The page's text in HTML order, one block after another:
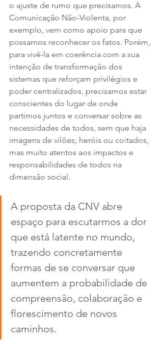
o ajuste de rumo que precisamos. A
Comunicação Não-Violenta, por
exemplo, vem como apoio para que
possamos reconhecer os fatos. Porém,
para vivê-la em coerência com a sua
intenção de transformação dos
sistemas que reforçam privilégios e
poder centralizados, precisamos estar
conscientes do lugar de onde
partimos juntos e conversar sobre as
necessidades de todos, sem que haja
imagens de vilões, heróis ou coitados,
mas muito atentos aos impactos e
responsabilidades de todos na
dimensão social.
A proposta da CNV abre
espaço para escutarmos a dor
que está latente no mundo,
trazendo concretamente
formas de se conversar que
aumentem a probabilidade de
compreensão, colaboração e
florescimento de novos
caminhos.